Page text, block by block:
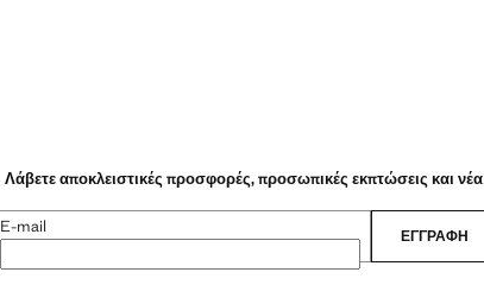
Λάβετε αποκλειστικές προσφορές, προσωπικές εκπτώσεις και νέα
E-mail ΕΓΓΡΑΦΉ